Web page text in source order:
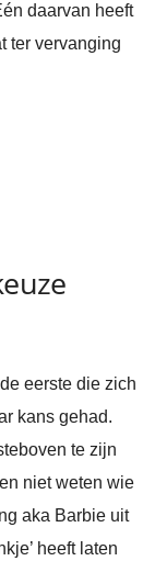
daarvan heeft
ter vervanging
eerste die zich
kans gehad.
te zijn
niet weten wie
aka Barbie uit
heeft laten